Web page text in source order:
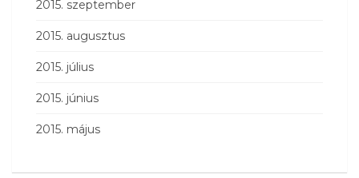
2015. szeptember
2015. augusztus
2015. július
2015. június
2015. május